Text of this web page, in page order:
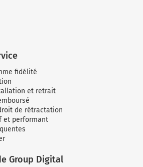
fidélité
et retrait
de rétractation
et performant
Group Digital